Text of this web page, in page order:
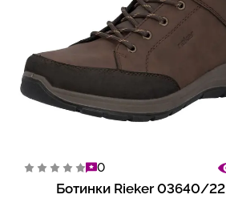
0
Ботинки Rieker 03640/22